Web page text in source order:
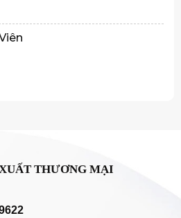
THƯƠNG MẠI